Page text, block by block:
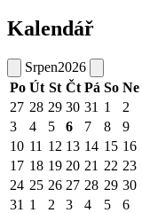
Kalendář
Srpen2026
Po Út St Čt Pá So Ne
27 28 29 30 31 1
2
3
4 5 6 7 8
9
10 11 12 13 14 15 16
17 18 19 20 21 22 23
24 25 26 27 28 29 30
31 1 2 3 4 5 6